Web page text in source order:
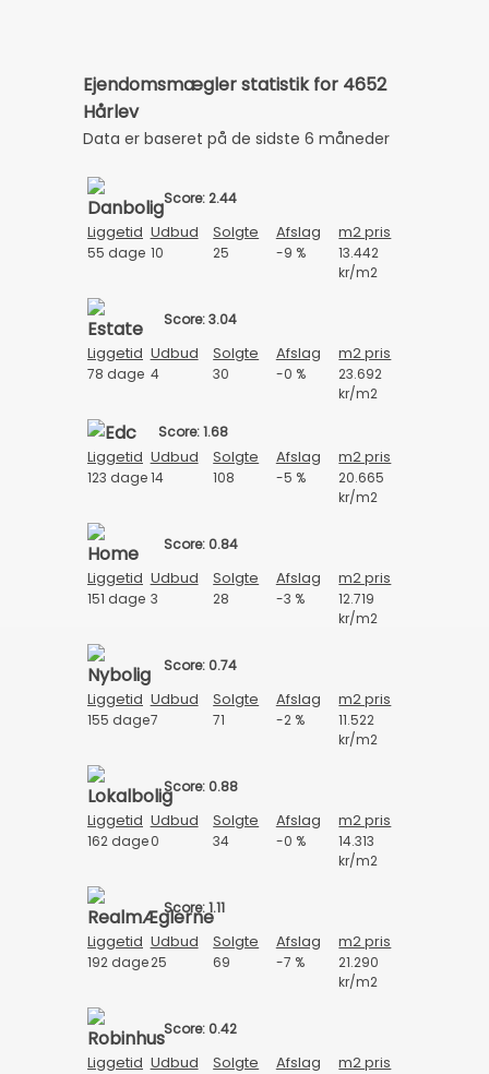
Ejendomsmægler statistik for 4652
Hårlev
Data er baseret på de sidste 6 måneder
Score: 2.44
Liggetid Udbud Solgte Afslag m2 pris
55 dage 10 25 -9 %
13.442
kr/m2
Score: 3.04
Liggetid Udbud Solgte Afslag m2 pris
78 dage 4 30 -0 %
23.692
kr/m2
Score: 1.68
Liggetid Udbud Solgte Afslag m2 pris
123 dage14 108 -5 %
20.665
kr/m2
Score: 0.84
Liggetid Udbud Solgte Afslag m2 pris
151 dage 3 28 -3 %
12.719
kr/m2
Score: 0.74
Liggetid Udbud Solgte Afslag m2 pris
155 dage7 71 -2 %
11.522
kr/m2
Score: 0.88
Liggetid Udbud Solgte Afslag m2 pris
162 dage0 34 -0 %
14.313
kr/m2
Score: 1.11
Liggetid Udbud Solgte Afslag m2 pris
192 dage25 69 -7 %
21.290
kr/m2
Score: 0.42
Liggetid Udbud Solgte Afslag m2 pris